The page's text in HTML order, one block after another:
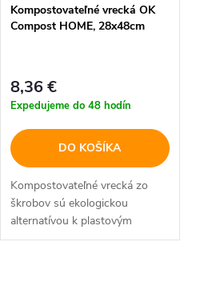
p
o
d
u
k
r
o
d
u
k
t
Kompostovateľné vrecká OK
Compost HOME, 28x48cm
8,36 €
Expedujeme do 48 hodín
DO KOŠÍKA
Kompostovateľné vrecká zo
škrobov sú ekologickou
alternatívou k plastovým
igelitkám